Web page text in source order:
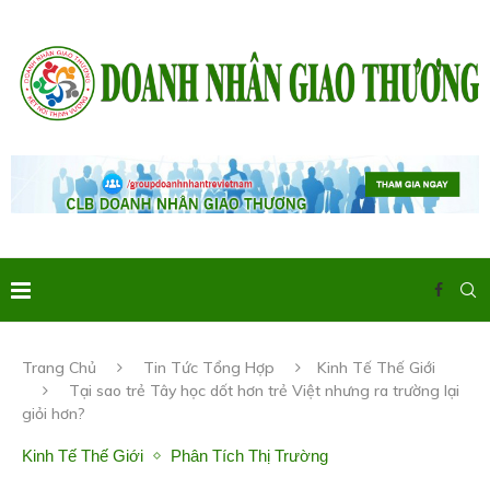
Trang Chủ Tin Tức Tổng Hợp
Kinh Tế Thế Giới
Tại sao trẻ Tây học dốt hơn trẻ Việt nhưng ra trường lại
giỏi hơn?
Kinh Tế Thế Giới Phân Tích Thị Trường